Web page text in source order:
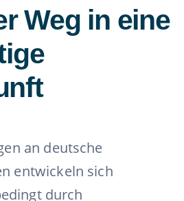
Weg in eine
an deutsche
entwickeln sich
durch